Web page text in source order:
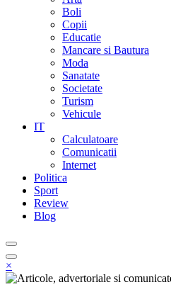
Boli
Copii
Educatie
Mancare si Bautura
Moda
Sanatate
Societate
Turism
Vehicule
IT
Calculatoare
Comunicatii
Internet
Politica
Sport
Review
Blog
×